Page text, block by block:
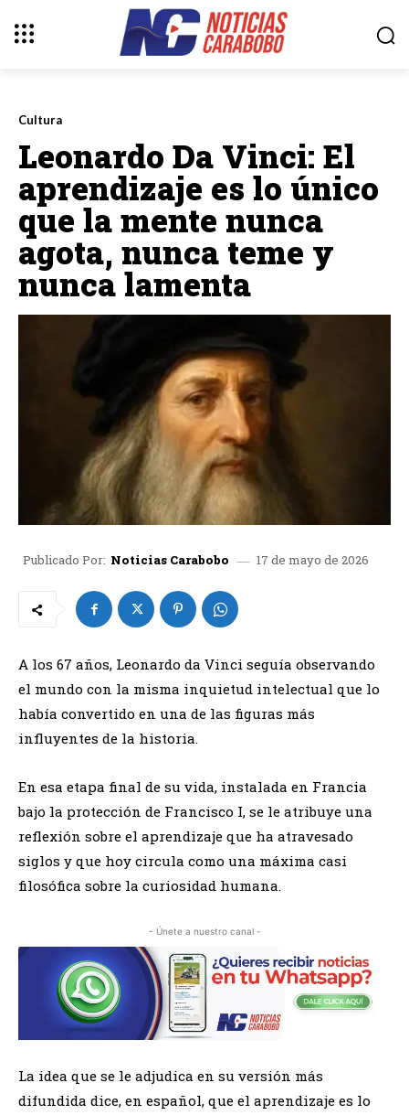
Cultura
Leonardo Da Vinci: El
aprendizaje es lo único
que la mente nunca
agota, nunca teme y
nunca lamenta
Publicado Por: Noticias Carabobo 17 de mayo de 2026
A los 67 años, Leonardo da Vinci seguía observando
el mundo con la misma inquietud intelectual que lo
había convertido en una de las figuras más
influyentes de la historia.
En esa etapa final de su vida, instalada en Francia
bajo la protección de Francisco I, se le atribuye una
reflexión sobre el aprendizaje que ha atravesado
siglos y que hoy circula como una máxima casi
filosófica sobre la curiosidad humana.
- Únete a nuestro canal -
La idea que se le adjudica en su versión más
difundida dice, en español, que el aprendizaje es lo